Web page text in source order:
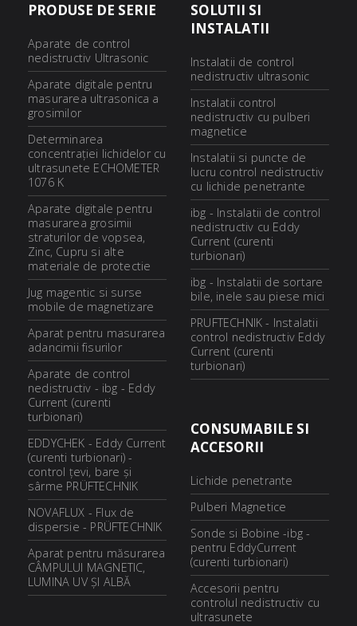
PRODUSE DE SERIE
Aparate de control
nedistructiv Ultrasonic
Aparate digitale pentru
masurarea ultrasonica a
grosimilor
Determinarea
concentraţiei lichidelor cu
ultrasunete ECHOMETER
1076 K
Aparate digitale pentru
masurarea grosimii
straturilor de vopsea,
Zinc, Cupru si alte
materiale de protectie
Jug magentic si surse
mobile de magnetizare
Aparat pentru masurarea
adancimii fisurilor
Aparate de control
nedistructiv - ibg - Eddy
Current (curenti
turbionari)
EDDYCHEK - Eddy Current
(curenti turbionari) -
control ţevi, bare şi
sârme PRÜFTECHNIK
NOVAFLUX - Flux de
dispersie - PRÜFTECHNIK
Aparat pentru măsurarea
CÂMPULUI MAGNETIC,
LUMINA UV ȘI ALBĂ
SOLUTII SI
INSTALATII
Instalatii de control
nedistructiv ultrasonic
Instalatii control
nedistructiv cu pulberi
magnetice
Instalatii si puncte de
lucru control nedistructiv
cu lichide penetrante
ibg - Instalatii de control
nedistructiv cu Eddy
Current (curenti
turbionari)
ibg - Instalatii de sortare
bile, inele sau piese mici
PRUFTECHNIK - Instalatii
control nedistructiv Eddy
Current (curenti
turbionari)
CONSUMABILE SI
ACCESORII
Lichide penetrante
Pulberi Magnetice
Sonde si Bobine -ibg -
pentru EddyCurrent
(curenti turbionari)
Accesorii pentru
controlul nedistructiv cu
ultrasunete